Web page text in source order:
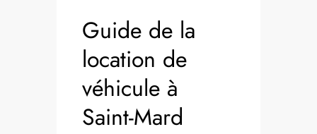
Guide de la
location de
véhicule à
Saint-Mard